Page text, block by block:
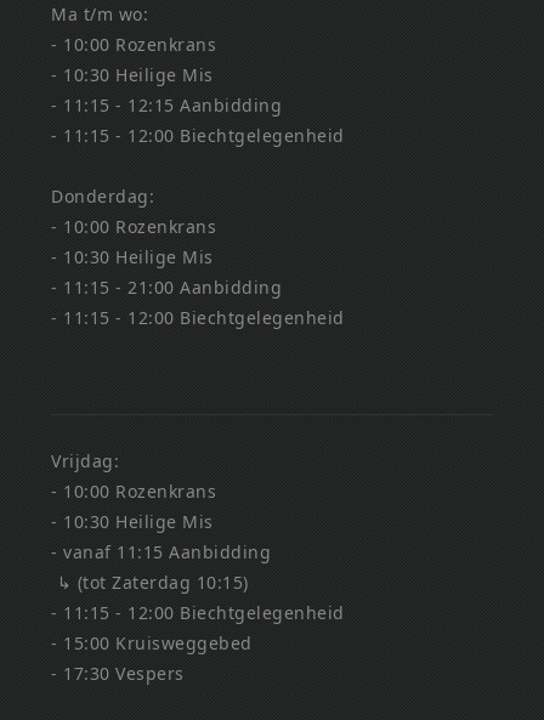
Ma t/m wo:
- 10:00 Rozenkrans
- 10:30 Heilige Mis
- 11:15 - 12:15 Aanbidding
- 11:15 - 12:00 Biechtgelegenheid
Donderdag:
- 10:00 Rozenkrans
- 10:30 Heilige Mis
- 11:15 - 21:00 Aanbidding
- 11:15 - 12:00 Biechtgelegenheid
Vrijdag:
- 10:00 Rozenkrans
- 10:30 Heilige Mis
- vanaf 11:15 Aanbidding
↳ (tot Zaterdag 10:15)
- 11:15 - 12:00 Biechtgelegenheid
- 15:00 Kruisweggebed
- 17:30 Vespers